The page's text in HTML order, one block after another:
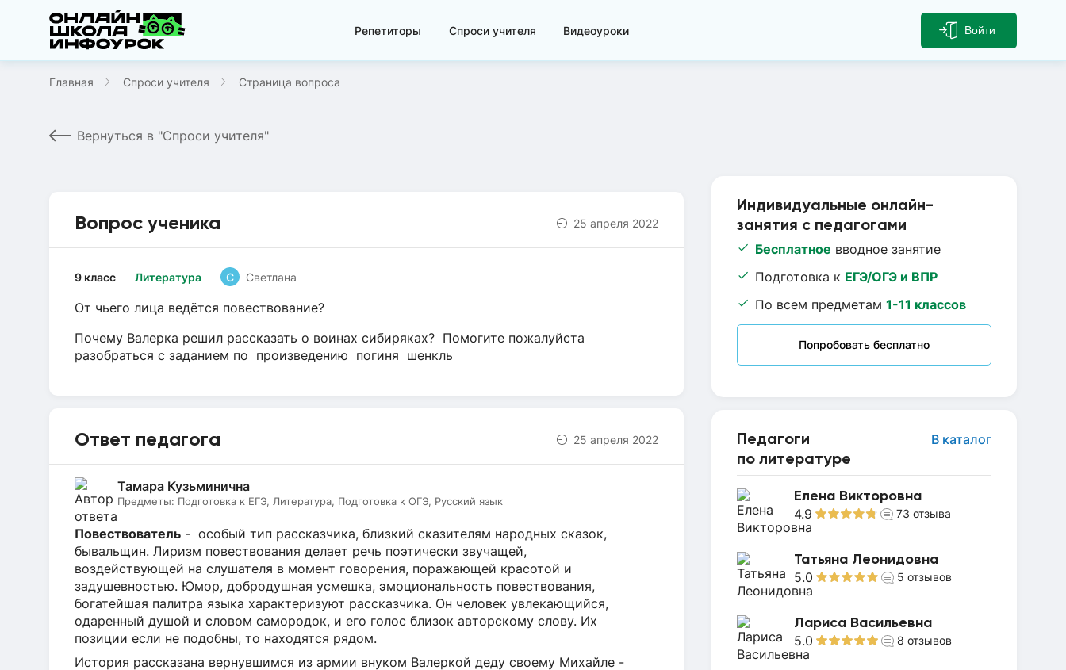
Репетиторы Спроси учителя Видеоуроки Войти
Главная Спроси учителя Страница вопроса
Вернуться в "Спроси учителя"
Индивидуальные онлайн-
занятия с педагогами
Бесплатное вводное занятие
Подготовка к ЕГЭ/ОГЭ и ВПР
По всем предметам 1-11 классов
Попробовать бесплатно
Педагоги
по литературе
В каталог
Елена Викторовна
4.9 73 отзыва
Татьяна Леонидовна
5.0 5 отзывов
Лариса Васильевна
5.0 8 отзывов
Вопрос ученика 25 апреля 2022
Литература
9 класс С Светлана
От чьего лица ведётся повествование?
Почему Валерка решил рассказать о воинах сибиряках? Помогите пожалуйста
разобраться с заданием по произведению погиня шенкль
Ответ педагога 25 апреля 2022
Тамара Кузьминична
Предметы: Подготовка к ЕГЭ, Литература, Подготовка к ОГЭ, Русский язык
Повествователь - особый тип рассказчика, близкий сказителям народных сказок,
бывальщин. Лиризм повествования делает речь поэтически звучащей,
воздействующей на слушателя в момент говорения, поражающей красотой и
задушевностью. Юмор, добродушная усмешка, эмоциональность повествования,
богатейшая палитра языка характеризуют рассказчика. Он человек увлекающийся,
одаренный душой и словом самородок, и его голос близок авторскому слову. Их
позиции если не подобны, то находятся рядом.
История рассказана вернувшимся из армии внуком Валеркой деду своему Михайле -